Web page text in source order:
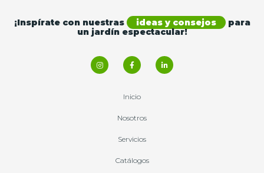
¡Inspírate con nuestras ideas y consejos
para
un jardín espectacular!
Inicio
Nosotros
Servicios
Catálogos